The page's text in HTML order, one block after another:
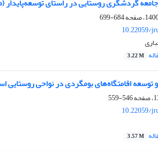
جامعه گردشگری روستایی در راستای
684-699
10.22059/
3.22 M
اقامتگاه‌های بومگردی در نواحی روستایی
546-559
10.22059/
3.57 M